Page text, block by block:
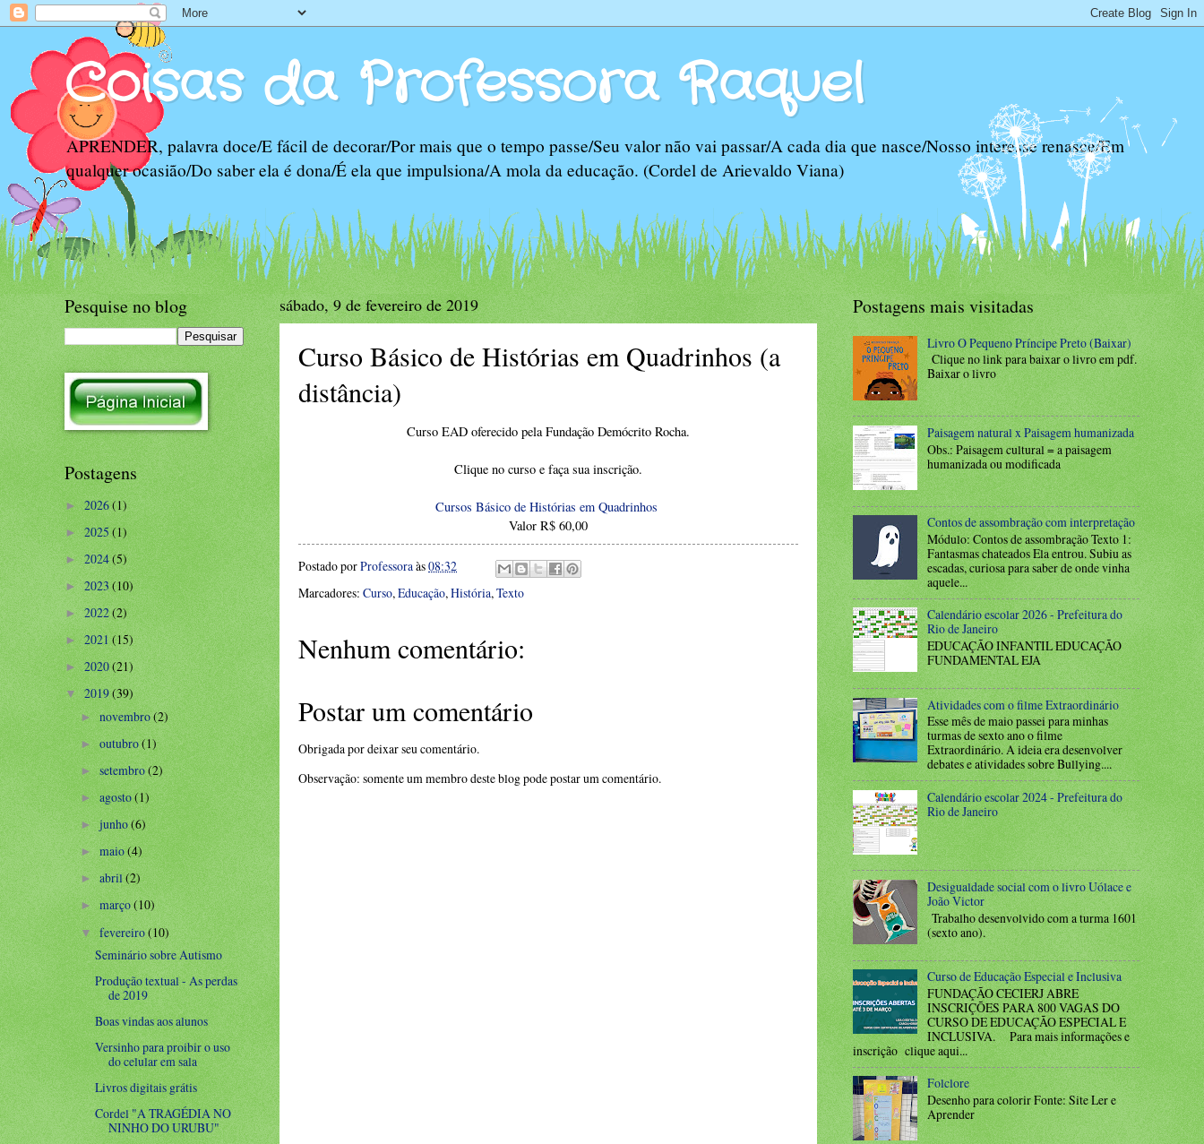
Coisas da Professora Raquel
APRENDER, palavra doce/E fácil de decorar/Por mais que o tempo passe/Seu valor não vai passar/A cada dia que nasce/Nosso interesse renasce/Em
qualquer ocasião/Do saber ela é dona/É ela que impulsiona/A mola da educação. (Cordel de Arievaldo Viana)
sábado, 9 de fevereiro de 2019
Curso Básico de Histórias em Quadrinhos (a
distância)
Curso EAD oferecido pela Fundação Demócrito Rocha.
Clique no curso e faça sua inscrição.
Cursos Básico de Histórias em Quadrinhos
Valor R$ 60,00
Postado porProfessoraàs08:32
Marcadores: Curso, Educação, História, Texto
Nenhum comentário:
Postar um comentário
Obrigada por deixar seu comentário.
Observação: somente um membro deste blog pode postar um comentário.
Pesquise no blog
Postagens
►2026(1)
►2025(1)
►2024(5)
►2023(10)
►2022(2)
►2021(15)
►2020(21)
▼2019(39)
►novembro(2)
►outubro(1)
►setembro(2)
►agosto(1)
►junho(6)
►maio(4)
►abril(2)
►março(10)
▼fevereiro(10)
Seminário sobre Autismo
Produção textual - As perdas
de 2019
Boas vindas aos alunos
Versinho para proibir o uso
do celular em sala
Livros digitais grátis
Cordel "A TRAGÉDIA NO
NINHO DO URUBU"
Postagens mais visitadas
Livro O Pequeno Príncipe Preto (Baixar)
Clique no link para baixar o livro em pdf.
Baixar o livro
Paisagem natural x Paisagem humanizada
Obs.: Paisagem cultural = a paisagem
humanizada ou modificada
Contos de assombração com interpretação
Módulo: Contos de assombração Texto 1:
Fantasmas chateados Ela entrou. Subiu as
escadas, curiosa para saber de onde vinha
aquele...
Calendário escolar 2026 - Prefeitura do
Rio de Janeiro
EDUCAÇÃO INFANTIL EDUCAÇÃO
FUNDAMENTAL EJA
Atividades com o filme Extraordinário
Esse mês de maio passei para minhas
turmas de sexto ano o filme
Extraordinário. A ideia era desenvolver
debates e atividades sobre Bullying....
Calendário escolar 2024 - Prefeitura do
Rio de Janeiro
Desigualdade social com o livro Uólace e
João Victor
Trabalho desenvolvido com a turma 1601
(sexto ano).
Curso de Educação Especial e Inclusiva
FUNDAÇÃO CECIERJ ABRE
INSCRIÇÕES PARA 800 VAGAS DO
CURSO DE EDUCAÇÃO ESPECIAL E
INCLUSIVA. Para mais informações e
inscrição clique aqui...
Folclore
Desenho para colorir Fonte: Site Ler e
Aprender